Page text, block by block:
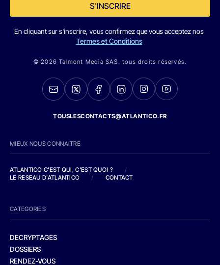
S'INSCRIRE
En cliquant sur s'inscrire, vous confirmez que vous acceptez nos
Termes et Conditions
© 2026 Talmont Media SAS. tous droits réservés.
TOUSLESCONTACTS@ATLANTICO.FR
MIEUX NOUS CONNAITRE
ATLANTICO C'EST QUI, C'EST QUOI ?
/
LE RESEAU D'ATLANTICO
/ CONTACT
CATEGORIES
DECRYPTAGES
DOSSIERS
RENDEZ-VOUS